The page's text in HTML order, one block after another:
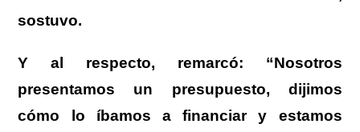
sostuvo.
Y al respecto, remarcó: “Nosotros
presentamos un presupuesto, dijimos
cómo lo íbamos a financiar y estamos